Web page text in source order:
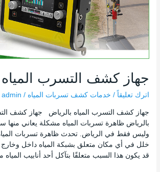
جهاز كشف التسرب المياه
اترك تعليقاً / خدمات كشف تسربات المياه /
admin
جهاز كشف التسرب المياه بالرياض جهاز كشف
بالرياض ظاهرة تسربات المياه مشكلة يعاني منها
وليس فقط في الرياض. تحدث ظاهرة تسربات
خلل في أي مكان متعلق بشبكة المياه داخل وخارج
قد يكون هذا السبب متعلقًا بتآكل أحد أنابيب المياه
بالرياض